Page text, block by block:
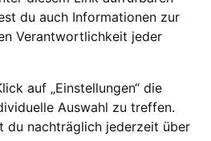
du auch Informationen zur
Verantwortlichkeit jeder
auf „Einstellungen“ die
Auswahl zu treffen.
du nachträglich jederzeit über